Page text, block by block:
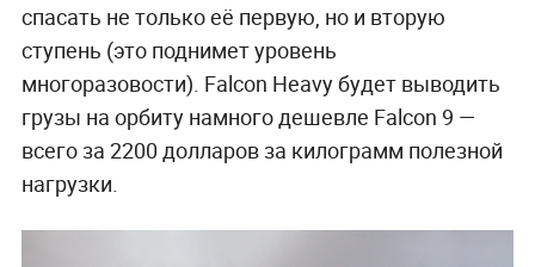
спасать не только её первую, но и вторую
ступень (это поднимет уровень
многоразовости). Falcon Heavy будет выводить
грузы на орбиту намного дешевле Falcon 9 —
всего за 2200 долларов за килограмм полезной
нагрузки.